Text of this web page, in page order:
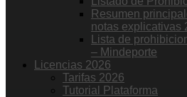
Resumen
notas explicativas
Lista de
– Mindeporte
Licencias 2026
Tarifas 2026
Tutorial Plataforma